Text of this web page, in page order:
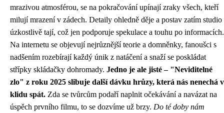
mrazivou atmosférou, se na pokračování upínají zraky všech, kteří
milují mrazení v zádech. Detaily ohledně děje a postav zatím studio
úzkostlivě tají, což jen podporuje spekulace a touhu po informacích.
Na internetu se objevují nejrůznější teorie a domněnky, fanoušci s
nadšením rozebírají každý únik z natáčení a snaží se poskládat
střípky skládačky dohromady. Jedno je ale jisté – "Neviditelné
zlo" z roku 2025 slibuje další dávku hrůzy, která nás nenechá v
klidu spát. Zda se tvůrcům podaří naplnit očekávání a navázat na
úspěch prvního filmu, to se dozvíme už brzy. Do té doby nám